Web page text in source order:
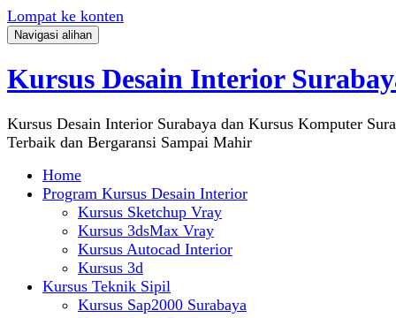
Lompat ke konten
Navigasi alihan
Kursus Desain Interior
Kursus Desain Interior Surabaya dan Kursus Komputer
Terbaik dan Bergaransi Sampai Mahir
Home
Program Kursus Desain Interior
Kursus Sketchup Vray
Kursus 3dsMax Vray
Kursus Autocad Interior
Kursus 3d
Kursus Teknik Sipil
Kursus Sap2000 Surabaya